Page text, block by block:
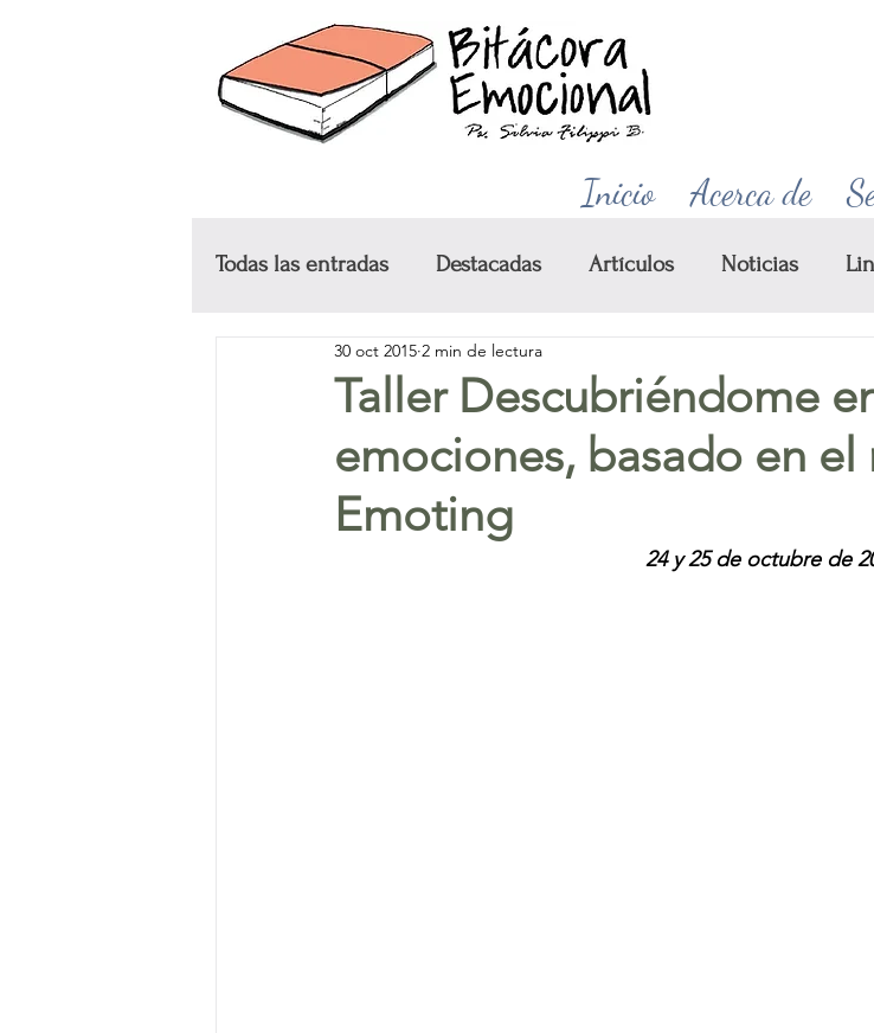
Inicio Acerca de
Todas las entradas Destacadas Artículos Noticias
Testimonios Cursos y talleres
Taller Descubriéndome
emociones, basado en
Emoting
30 oct 2015 2 min de lectura
24 y 25 de octubre de